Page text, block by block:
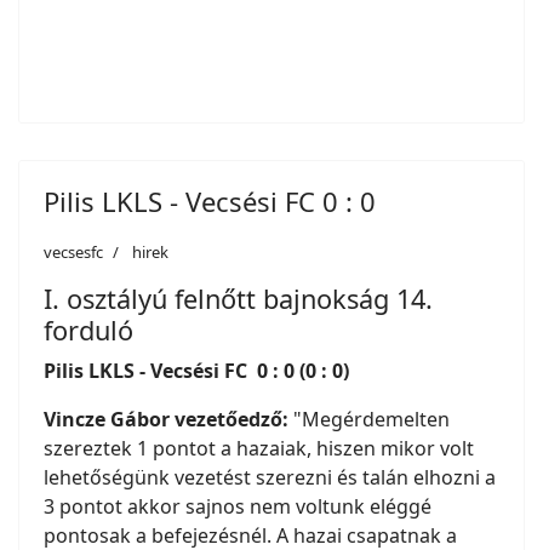
Pilis LKLS - Vecsési FC 0 : 0
vecsesfc hirek
I. osztályú felnőtt bajnokság 14.
forduló
Pilis LKLS - Vecsési FC 0 : 0 (0 : 0)
Vincze Gábor vezetőedző: "Megérdemelten
szereztek 1 pontot a hazaiak, hiszen mikor volt
lehetőségünk vezetést szerezni és talán elhozni a
3 pontot akkor sajnos nem voltunk eléggé
pontosak a befejezésnél. A hazai csapatnak a